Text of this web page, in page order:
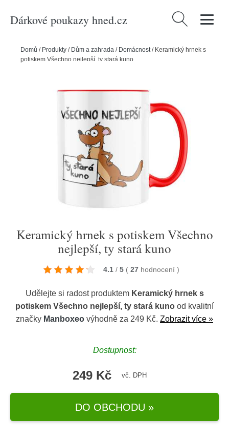
Dárkové poukazy hned.cz Vyhledávání
Domů / Produkty / Dům a zahrada / Domácnost/ Keramický hrnek s
potiskem Všechno nejlepší, ty stará kuno
Keramický hrnek s potiskem Všechno
nejlepší, ty stará kuno
4.1 / 5 ( 27 hodnocení )
Udělejte si radost produktem Keramický hrnek s
potiskem Všechno nejlepší, ty stará kuno od kvalitní
značky Manboxeo výhodně za 249 Kč. Zobrazit více »
Dostupnost:
249 Kč vč. DPH
DO OBCHODU »